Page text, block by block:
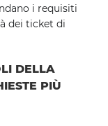
i requisiti
dei ticket di
DELLA
PIÙ